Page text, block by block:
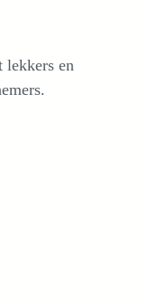
lekkers en